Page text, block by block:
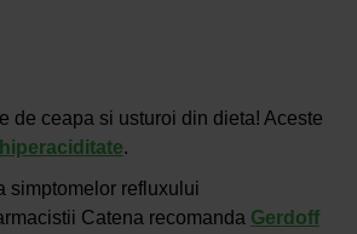
de ceapa si usturoi din dieta! Aceste
hiperaciditate.
simptomelor refluxului
Catena recomanda Gerdoff